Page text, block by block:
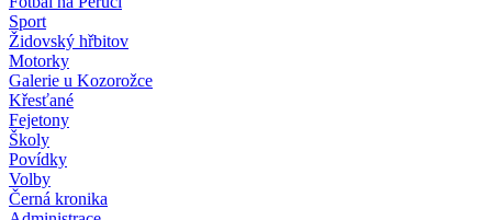
Sport
Židovský hřbitov
Motorky
Galerie u Kozorožce
Křesťané
Fejetony
Školy
Povídky
Volby
Černá kronika